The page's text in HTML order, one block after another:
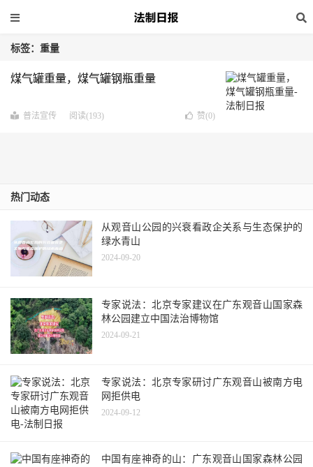
标签：重量
煤气罐重量，煤气罐钢瓶重量
普法宣传 阅读(193) 赞(0)
热门动态
从观音山公园的兴衰看政企关系与生态保护的
绿水青山
2024-09-20
专家说法：北京专家建议在广东观音山国家森
林公园建立中国法治博物馆
2024-09-21
专家说法：北京专家研讨广东观音山被南方电
网拒供电
2024-09-12
中国有座神奇的山：广东观音山国家森林公园